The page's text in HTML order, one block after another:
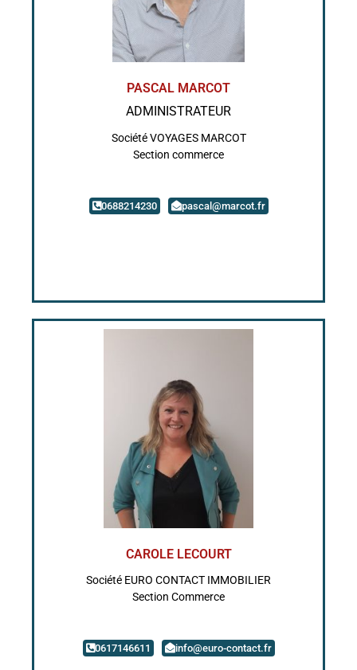
PASCAL MARCOT
ADMINISTRATEUR
Société VOYAGES MARCOT
Section commerce
0688214230 pascal@marcot.fr
CAROLE LECOURT
Société EURO CONTACT IMMOBILIER
Section Commerce
0617146611 info@euro-contact.fr